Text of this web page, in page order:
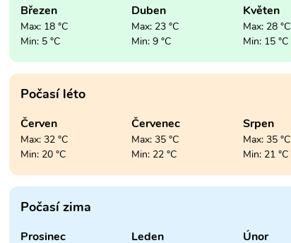
Březen
Max: 18 °C
Min: 5 °C
Duben
Max: 23 °C
Min: 9 °C
Květen
Max: 28 °C
Min: 15 °C
Počasí léto
Červen
Max: 32 °C
Min: 20 °C
Červenec
Max: 35 °C
Min: 22 °C
Srpen
Max: 35 °C
Min: 21 °C
Počasí zima
Prosinec Leden Únor